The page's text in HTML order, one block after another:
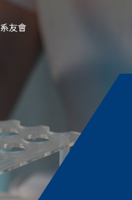
系友會